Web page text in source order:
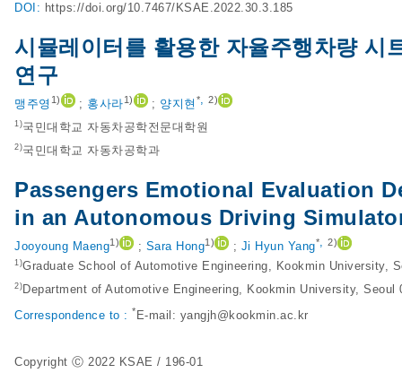
DOI: https://doi.org/10.7467/KSAE.2022.30.3.185
시뮬레이터를 활용한 자율주행차량 시
연구
맹주영 1) ; 홍사라1) ; 양지현 *, 2)
1)국민대학교 자동차공학전문대학원
2)국민대학교 자동차공학과
Passengers Emotional Evaluation
in an Autonomous Driving
Jooyoung Maeng1) ; Sara Hong1) ; Ji Hyun Yang*, 2)
1)Graduate School of Automotive Engineering, Kookmin University,
2) Department of Automotive Engineering, Kookmin University, Seoul
Correspondence to : * E-mail: yangjh@kookmin.ac.kr
Copyright Ⓒ 2022 KSAE / 196-01